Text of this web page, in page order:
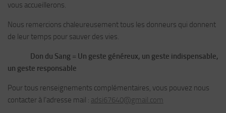
vous accueillerons.
Nous remercions chaleureusement tous les donneurs qui donnent
de leur temps pour sauver des vies.
Don du Sang = Un geste généreux, un geste indispensable,
un geste responsable
Pour tous renseignements complémentaires, vous pouvez nous
contacter à l’adresse mail : adsi67640@gmail.com